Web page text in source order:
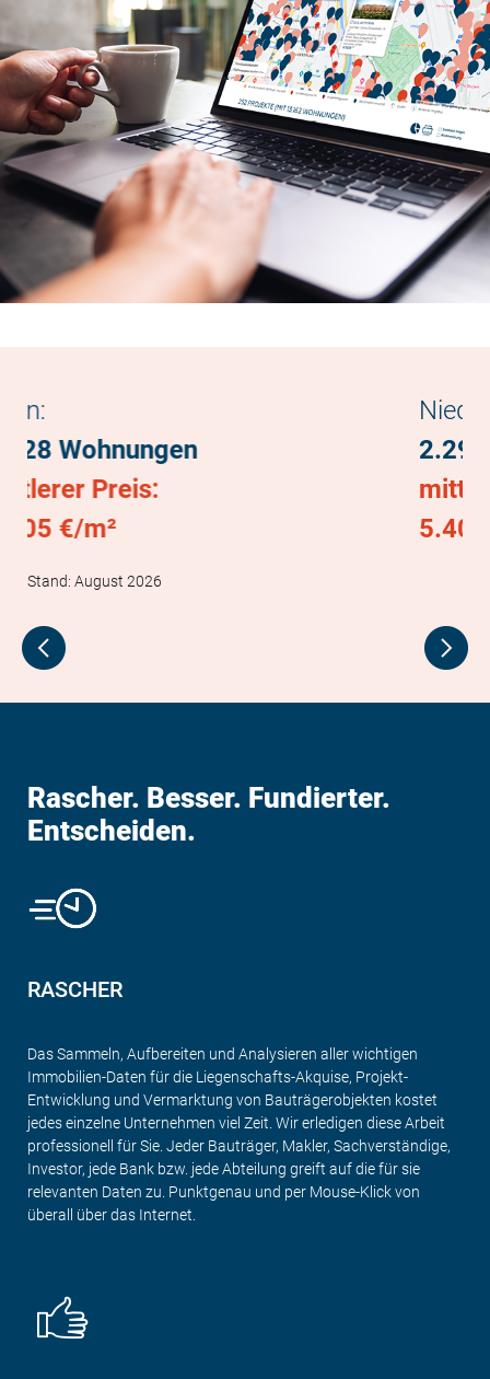
Niederösterreich:
2.297 Wohnungen
mittlerer Preis:
5.408 €/m²
Previous
Stand: August 2026
Rascher. Besser. Fundierter.
Entscheiden.
RASCHER
Das Sammeln, Aufbereiten und Analysieren aller wichtigen
Immobilien-Daten für die Liegenschafts-Akquise, Projekt-
Entwicklung und Vermarktung von Bauträgerobjekten kostet
jedes einzelne Unternehmen viel Zeit. Wir erledigen diese Arbeit
professionell für Sie. Jeder Bauträger, Makler, Sachverständige,
Investor, jede Bank bzw. jede Abteilung greift auf die für sie
relevanten Daten zu. Punktgenau und per Mouse-Klick von
überall über das Internet.